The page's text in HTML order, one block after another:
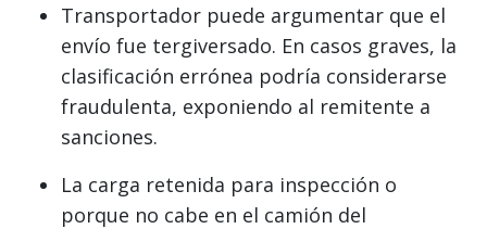
Transportador puede argumentar que el
envío fue tergiversado. En casos graves, la
clasificación errónea podría considerarse
fraudulenta, exponiendo al remitente a
sanciones.
La carga retenida para inspección o
porque no cabe en el camión del